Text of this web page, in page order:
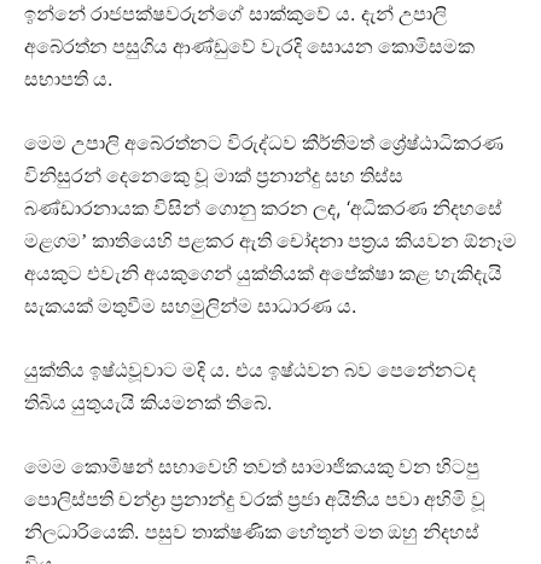
ඉන්නේ රාජපක්ෂවරුන්ගේ සාක්කුවේ ය. දැන් උපාලි
අබේරත්න පසුගිය ආණ්ඩුවේ වැරදි සොයන කොමිසමක
සභාපති ය.
මෙම උපාලි අබේරත්නට විරුද්ධව කීර්තිමත් ශ්‍රේෂ්ඨාධිකරණ
විනිසුරන් දෙනෙකෙු වූ මාක් ප්‍රනාන්දු සහ තිස්ස
බණ්ඩාරනායක විසින් ගොනු කරන ලද, ‘අධිකරණ නිදහසේ
මළගම’ කාතියෙහි පළකර ඇති චෝදනා පත්‍රය කියවන ඕනෑම
අයකුට එවැනි අයකුගෙන් යුක්තියක් අපේක්ෂා කළ හැකිදැයි
සැකයක් මතුවීම සහමුලින්ම සාධාරණ ය.
යුක්තිය ඉෂ්ඨවූවාට මදි ය. එය ඉෂ්ඨවන බව පෙනේනටද
තිබිය යුතුයැයි කියමනක් තිබේ.
මෙම කොමිෂන් සභාවෙහි තවත් සාමාජිකයකු වන හිටපු
පොලිස්පති චන්ද්‍රා ප්‍රනාන්දු වරක් ප්‍රජා අයිතිය පවා අහිමි වූ
නිලධාරියෙකි. පසුව තාක්ෂණික හේතූන් මත ඔහු නිදහස්